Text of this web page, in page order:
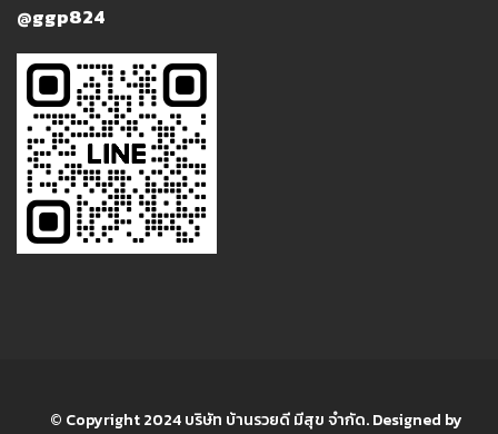
@ggp824
© Copyright 2024 บริษัท บ้านรวยดี มีสุข จำกัด. Designed by